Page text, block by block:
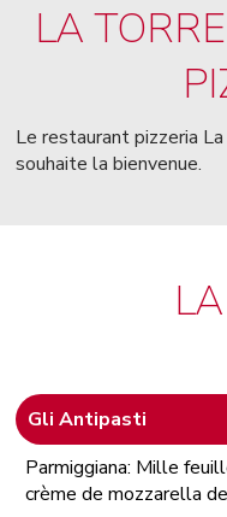
LA
Le restaurant pizzeria
souhaite la bienvenue.
Gli Antipasti
Parmiggiana: Mille
crème de mozzarella